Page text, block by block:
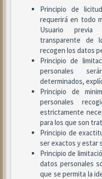
Principio de
requerirá en todo
Usuario previa
transparente de
recogen los datos
Principio de
personales
determinados,
Principio de
personales
estrictamente
para los que son
Principio de
ser exactos y estar
Principio de
datos personales
que se permita la